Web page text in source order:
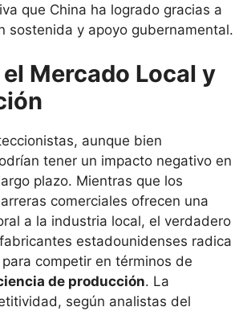
que China ha logrado gracias a
sostenida y apoyo gubernamental.
Mercado Local y
aunque bien
tener un impacto negativo en
plazo. Mientras que los
comerciales ofrecen una
a la industria local, el verdadero
estadounidenses radica
competir en términos de
de producción. La
según analistas del